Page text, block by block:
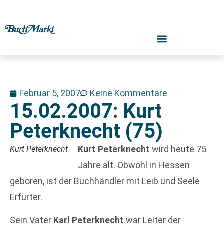
Februar 5, 2007 Keine Kommentare
15.02.2007: Kurt
Peterknecht (75)
Kurt Peterknecht Kurt Peterknecht wird heute 75
Jahre alt. Obwohl in Hessen
geboren, ist der Buchhändler mit Leib und Seele
Erfurter.
Sein Vater Karl Peterknecht war Leiter der